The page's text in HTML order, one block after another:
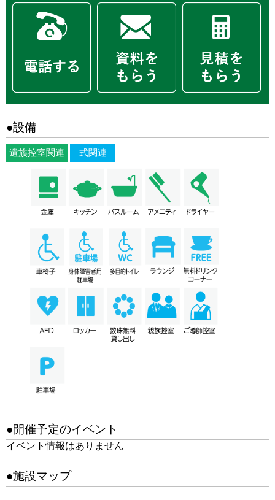
●設備
遺族控室関連 式関連
●開催予定のイベント
イベント情報はありません
●施設マップ